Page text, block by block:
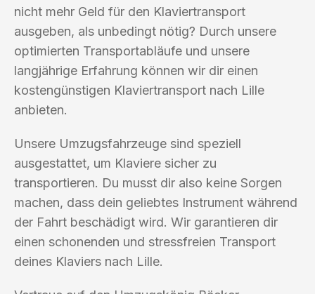
nicht mehr Geld für den Klaviertransport
ausgeben, als unbedingt nötig? Durch unsere
optimierten Transportabläufe und unsere
langjährige Erfahrung können wir dir einen
kostengünstigen Klaviertransport nach Lille
anbieten.
Unsere Umzugsfahrzeuge sind speziell
ausgestattet, um Klaviere sicher zu
transportieren. Du musst dir also keine Sorgen
machen, dass dein geliebtes Instrument während
der Fahrt beschädigt wird. Wir garantieren dir
einen schonenden und stressfreien Transport
deines Klaviers nach Lille.